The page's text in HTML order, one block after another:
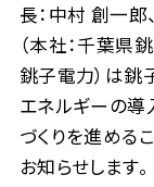
長：中村 創一郎
（本社：千葉県
銚子電力）は銚
エネルギーの導
づくりを進める
お知らせします。